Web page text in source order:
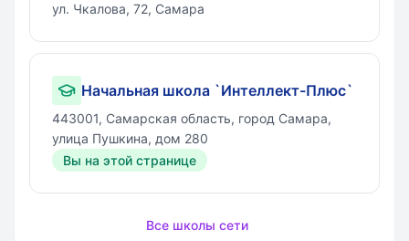
ул. Чкалова, 72, Самара
Начальная школа `Интеллект-Плюс`
443001, Самарская область, город Самара,
улица Пушкина, дом 280
Вы на этой странице
Все школы сети